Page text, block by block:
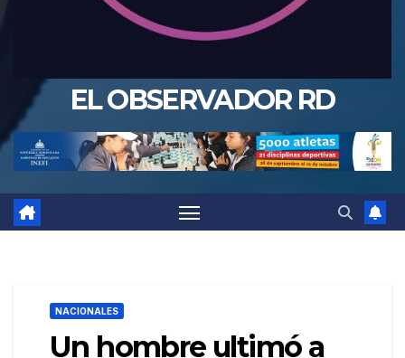
EL OBSERVADOR RD
NACIONALES
Un hombre ultimó a